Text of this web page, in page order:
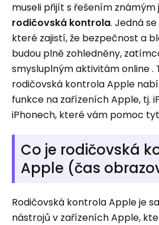
museli přijít s řešením známým
rodičovská kontrola. Jedná
které zajistí, že bezpečnost a
budou plně zohledněny,
smysluplným aktivitám online .
rodičovská kontrola Apple
funkce na zařízeních Apple, tj.
iPhonech, které vám pomoc
Co je rodičovská
Apple (čas
Rodičovská kontrola Apple je
nástrojů v zařízeních Apple,